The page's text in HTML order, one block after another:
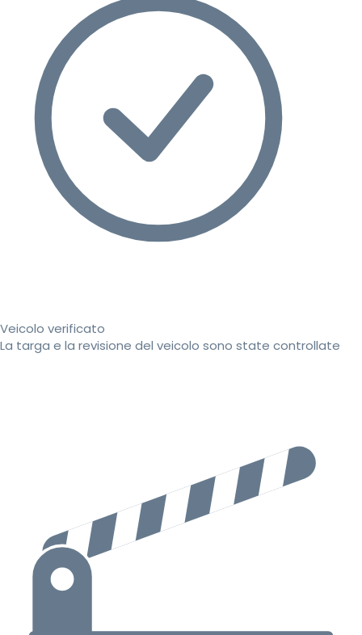
Veicolo verificato
La targa e la revisione del veicolo sono state controllate